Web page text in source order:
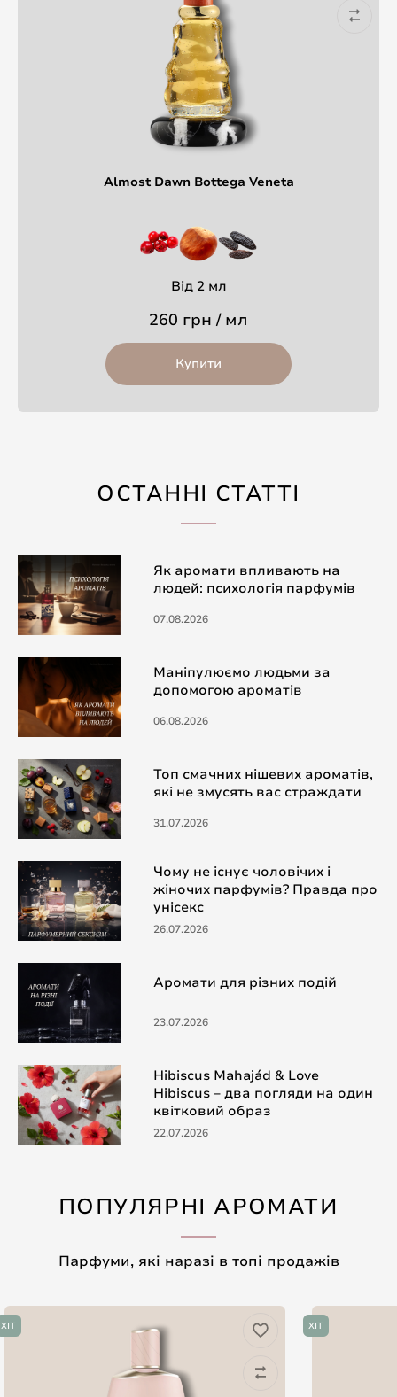
Almost Dawn Bottega Veneta
Від 2 мл
260 грн / мл
Купити
ОСТАННІ СТАТТІ
Як аромати впливають на
людей: психологія парфумів
07.08.2026
Маніпулюємо людьми за
допомогою ароматів
06.08.2026
Топ смачних нішевих ароматів,
які не змусять вас страждати
31.07.2026
Чому не існує чоловічих і
жіночих парфумів? Правда про
унісекс
26.07.2026
Аромати для різних подій
23.07.2026
Hibiscus Mahajád & Love
Hibiscus – два погляди на один
квітковий образ
22.07.2026
ПОПУЛЯРНІ АРОМАТИ
Парфуми, які наразі в топі продажів
ХІТ ХІТ